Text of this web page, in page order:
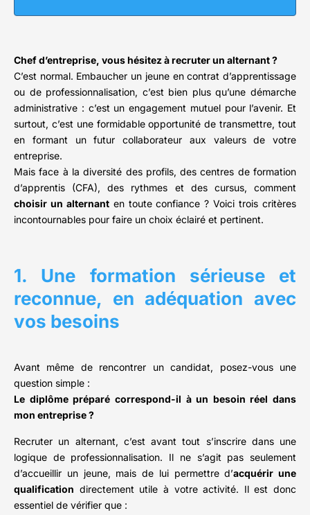
Chef d’entreprise, vous hésitez à recruter un alternant ?
C’est normal. Embaucher un jeune en contrat d’apprentissage
ou de professionnalisation, c’est bien plus qu’une démarche
administrative : c’est un engagement mutuel pour l’avenir. Et
surtout, c’est une formidable opportunité de transmettre, tout
en formant un futur collaborateur aux valeurs de votre
entreprise.
Mais face à la diversité des profils, des centres de formation
d’apprentis (CFA), des rythmes et des cursus, comment
choisir un alternanten toute confiance ? Voici trois critères
incontournables pour faire un choix éclairé et pertinent.
1. Une formation sérieuse et
reconnue, en adéquation avec
vos besoins
Avant même de rencontrer un candidat, posez-vous une
question simple :
Le diplôme préparé correspond-il à un besoin réel dans
mon entreprise ?
Recruter un alternant, c’est avant tout s’inscrire dans une
logique de professionnalisation. Il ne s’agit pas seulement
d’accueillir un jeune, mais de lui permettre d’acquérir une
qualification directement utile à votre activité. Il est donc
essentiel de vérifier que :